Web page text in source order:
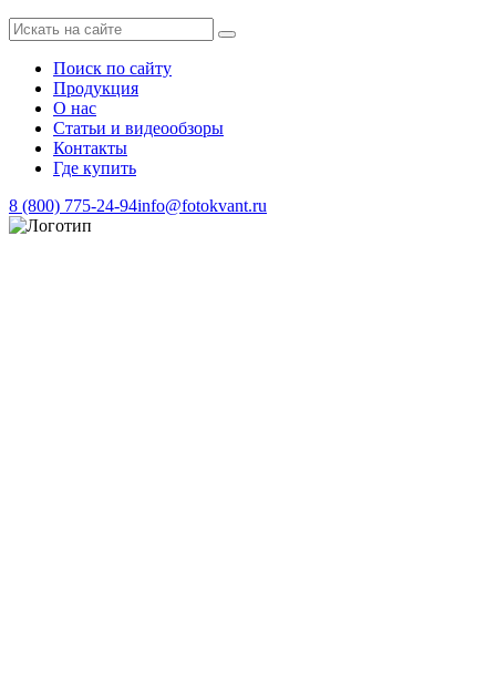
Поиск по сайту
Продукция
О нас
Статьи и видеообзоры
Контакты
Где купить
8 (800) 775-24-94info@fotokvant.ru